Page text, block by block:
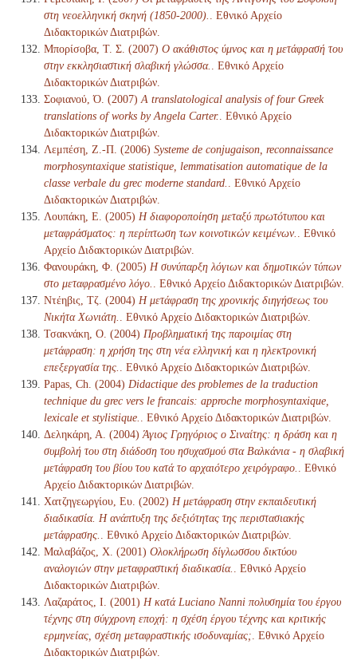
στη νεοελληνική σκηνή (1850-2000).
. Εθνικό Αρχείο
Διδακτορικών Διατριβών.
Μπορίσοβα, Τ. Σ. (2007) Ο ακάθιστος ύμνος και η μετάφρασή του
στην εκκλησιαστική σλαβική γλώσσα.
. Εθνικό Αρχείο
Διδακτορικών Διατριβών.
Σοφιανού, Ό. (2007) A translatological analysis of four Greek
translations of works by Angela Carter. . Εθνικό Αρχείο
Διδακτορικών Διατριβών.
Λεμπέση, Ζ.-Π. (2006) Systeme de conjugaison, reconnaissance
morphosyntaxique statistique, lemmatisation automatique de la
classe verbale du grec moderne standard.
. Εθνικό Αρχείο
Διδακτορικών Διατριβών.
Λουπάκη, Ε. (2005) Η διαφοροποίηση μεταξύ πρωτότυπου και
μεταφράσματος: η περίπτωση των κοινοτικών κειμένων.
. Εθνικό
Αρχείο Διδακτορικών Διατριβών.
Φανουράκη, Φ. (2005) Η συνύπαρξη λόγιων και δημοτικών τύπων
στο μεταφρασμένο λόγο.
. Εθνικό Αρχείο Διδακτορικών Διατριβών.
Ντέηβις, Τζ. (2004) Η μετάφραση της χρονικής διηγήσεως του
Νικήτα Χωνιάτη.
. Εθνικό Αρχείο Διδακτορικών Διατριβών.
Τσακνάκη, Ο. (2004) Προβληματική της παροιμίας στη
μετάφραση: η χρήση της στη νέα ελληνική και η ηλεκτρονική
επεξεργασία της.
. Εθνικό Αρχείο Διδακτορικών Διατριβών.
Papas, Ch. (2004) Didactique des problemes de la traduction
technique du grec vers le francais: approche morphosyntaxique,
lexicale et stylistique.
. Εθνικό Αρχείο Διδακτορικών Διατριβών.
Δεληκάρη, Α. (2004) Άγιος Γρηγόριος ο Σιναίτης: η δράση και η
συμβολή του στη διάδοση του ησυχασμού στα Βαλκάνια - η σλαβική
μετάφραση του βίου του κατά το αρχαιότερο χειρόγραφο.
. Εθνικό
Αρχείο Διδακτορικών Διατριβών.
Χατζηγεωργίου, Ευ. (2002) Η μετάφραση στην εκπαιδευτική
διαδικασία. Η ανάπτυξη της δεξιότητας της περιστασιακής
μετάφρασης.
. Εθνικό Αρχείο Διδακτορικών Διατριβών.
Μαλαβάζος, Χ. (2001) Ολοκλήρωση δίγλωσσου δικτύου
αναλογιών στην μεταφραστική διαδικασία.
. Εθνικό Αρχείο
Διδακτορικών Διατριβών.
Λαζαράτος, Ι. (2001) Η κατά Luciano Nanni πολυσημία του έργου
τέχνης στη σύγχρονη εποχή: η σχέση έργου τέχνης και κριτικής
ερμηνείας, σχέση μεταφραστικής ισοδυναμίας; . Εθνικό Αρχείο
Διδακτορικών Διατριβών.